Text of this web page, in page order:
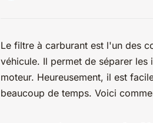
Le filtre à carburant est l'un des
véhicule. Il permet de séparer
moteur. Heureusement, il est
beaucoup de temps. Voici